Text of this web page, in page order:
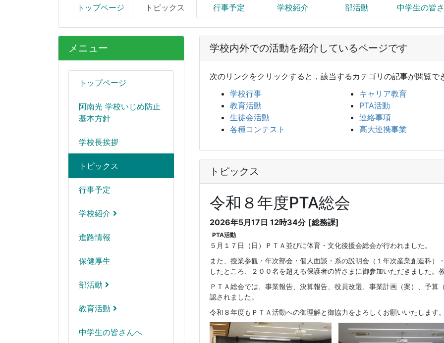
トップページ トピックス 行事予定 学校紹介 部活動 中学生の皆
メニュー
トップページ
阿南光 学校いじめ防止
基本方針
学校長挨拶
トピックス
行事予定
学校紹介
進路情報
保健厚生
部活動
教育活動
中学生の皆さんへ
学校内外での活動を紹介しているページです
次のリンクをクリックすると，該当するカテゴリの記事が閲覧で
学校行事
教育活動
生徒会活動
各種コンテスト
キャリア教育
PTA活動
連絡事項
高大連携事業
トピックス
令和８年度PTA総会
2026年5月17日 12時34分 [総務課]
PTA活動
５月１７日（日）ＰＴＡ並びに体育・文化後援会総会が行われました。
また、授業参観・年次部会・個人面談・系の説明会（１年次産業創造科
したところ、２００名を超える保護者の皆さまに御参加いただきました。
ＰＴＡ総会では、事業報告、決算報告、役員改選、事業計画（案）、予
認されました。
令和８年度もＰＴＡ活動への御理解と御協力をよろしくお願いいたします